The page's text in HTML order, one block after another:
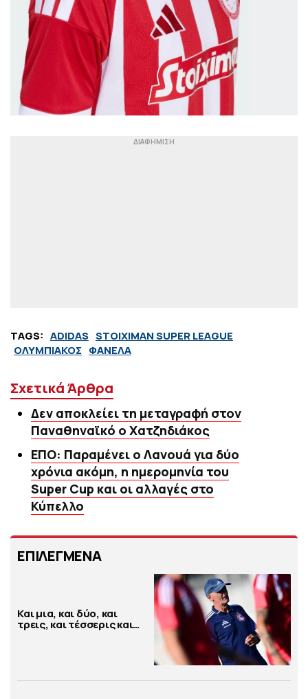
TAGS: ADIDAS STOIXIMAN SUPER LEAGUE
ΟΛΥΜΠΙΑΚΟΣ ΦΑΝΕΛΑ
Σχετικά Άρθρα
Δεν αποκλείει τη μεταγραφή στον
Παναθηναϊκό ο Χατζηδιάκος
ΕΠΟ: Παραμένει ο Λανουά για δύο
χρόνια ακόμη, η ημερομηνία του
Super Cup και οι αλλαγές στο
Κύπελλο
ΕΠΙΛΕΓΜΕΝΑ
Και μια, και δύο, και
τρεις, και τέσσερις και…